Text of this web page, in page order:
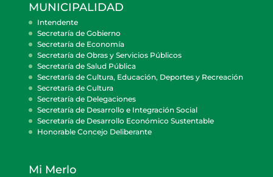
MUNICIPALIDAD
Intendente
Secretaría de Gobierno
Secretaría de Economía
Secretaría de Obras y Servicios Públicos
Secretaría de Salud Pública
Secretaría de Cultura, Educación, Deportes y Recreación
Secretaría de Cultura
Secretaría de Delegaciones
Secretaría de Desarrollo e Integración Social
Secretaría de Desarrollo Económico Sustentable
Honorable Concejo Deliberante
Mi Merlo